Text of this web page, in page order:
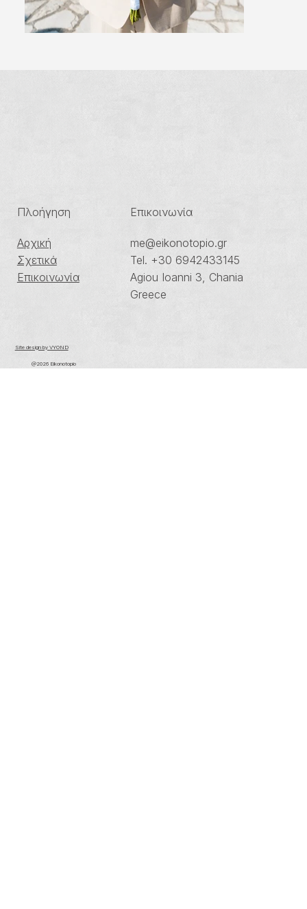
Πλοήγηση
Αρχική
Σχετικά
Επικοινωνία
Επικοινωνία
me@eikonotopio.gr
Tel. +30 6942433145
Agiou Ioanni 3, Chania
Greece
Site design by VYOND
@2026 Eikonotopio